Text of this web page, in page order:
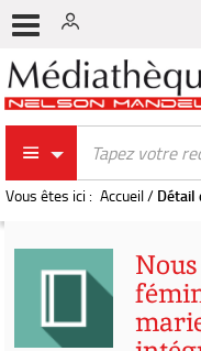
Vous êtes ici : Accueil/ Détail